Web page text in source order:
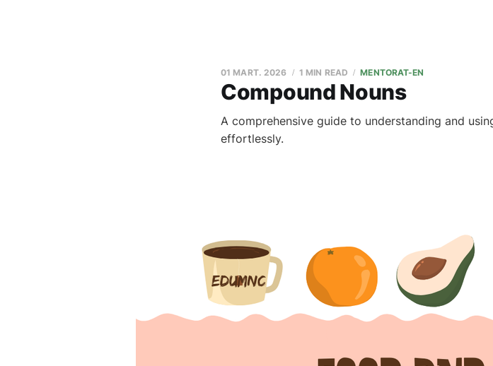
Compound Nouns
01 MART. 2026 1 MIN READ MENTORAT-EN
A comprehensive guide to understanding and
effortlessly.